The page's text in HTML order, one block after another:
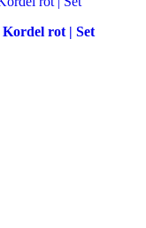
rot | Set